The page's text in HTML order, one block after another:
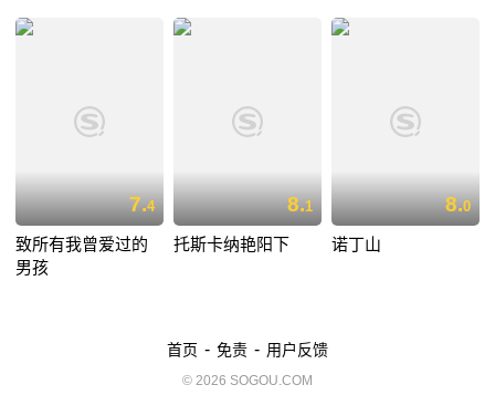
7.4
致所有我曾爱过的
男孩
8.1
托斯卡纳艳阳下
8.0
诺丁山
首页 - 免责 - 用户反馈
© 2026 SOGOU.COM